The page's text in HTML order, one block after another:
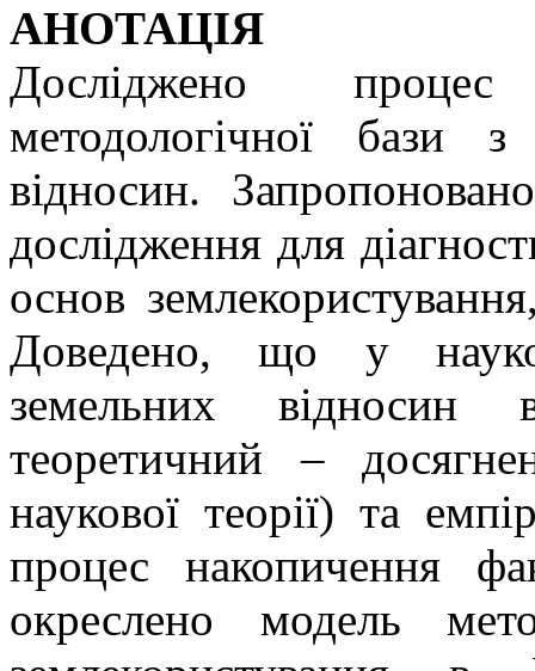
АНОТАЦІЯ
Досліджено
методологічної бази
відносин.
дослідження для
основ
Доведено, що у
земельних відносин
теоретичний –
наукової теорії) та
процес накопичення
окреслено модель